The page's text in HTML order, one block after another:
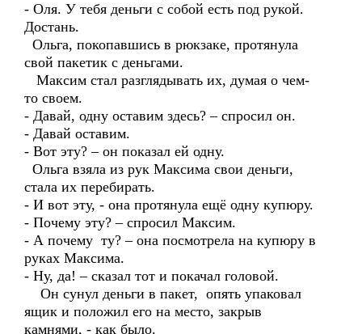
- Оля. У тебя деньги с собой есть под рукой.
Достань.
Ольга, покопавшись в рюкзаке, протянула
свой пакетик с деньгами.
Максим стал разглядывать их, думая о чем-
то своем.
- Давай, одну оставим здесь? – спросил он.
- Давай оставим.
- Вот эту? – он показал ей одну.
Ольга взяла из рук Максима свои деньги,
стала их перебирать.
- И вот эту, - она протянула ещё одну купюру.
- Почему эту? – спросил Максим.
- А почему ту? – она посмотрела на купюру в
руках Максима.
- Ну, да! – сказал тот и покачал головой.
Он сунул деньги в пакет, опять упаковал
ящик и положил его на место, закрыв
камнями, - как было.